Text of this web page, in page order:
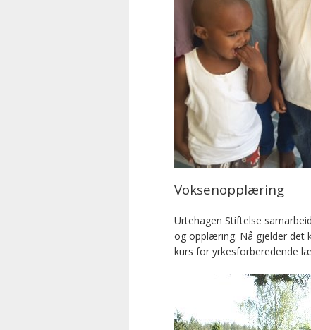
Voksenopplæring
Urtehagen Stiftelse
og opplæring. Nå gjelder det
kurs for yrkesforberedende